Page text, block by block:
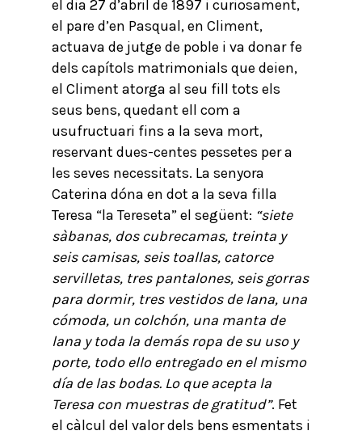
el dia 27 d’abril de 1897 i curiosament,
el pare d’en Pasqual, en Climent,
actuava de jutge de poble i va donar fe
dels capítols matrimonials que deien,
el Climent atorga al seu fill tots els
seus bens, quedant ell com a
usufructuari fins a la seva mort,
reservant dues-centes pessetes per a
les seves necessitats. La senyora
Caterina dóna en dot a la seva filla
Teresa “la Tereseta” el següent: “siete
sàbanas, dos cubrecamas, treinta y
seis camisas, seis toallas, catorce
servilletas, tres pantalones, seis gorras
para dormir, tres vestidos de lana, una
cómoda, un colchón, una manta de
lana y toda la demás ropa de su uso y
porte, todo ello entregado en el mismo
día de las bodas. Lo que acepta la
Teresa con muestras de gratitud”. Fet
el càlcul del valor dels bens esmentats i